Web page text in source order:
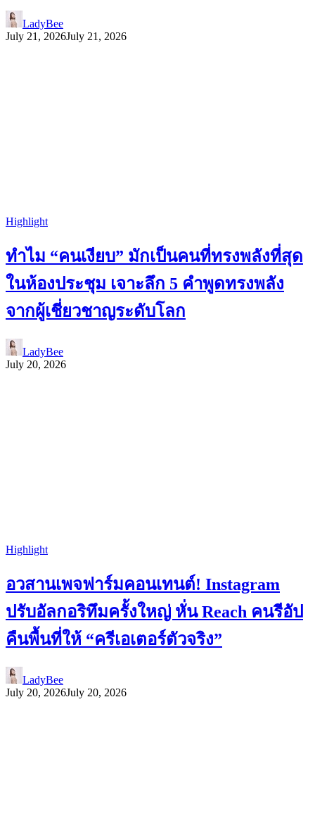
LadyBee
July 21, 2026July 21, 2026
Highlight
ทำไม “คนเงียบ” มักเป็นคนที่ทรงพลังที่สุด
ในห้องประชุม เจาะลึก 5 คำพูดทรงพลัง
จากผู้เชี่ยวชาญระดับโลก
LadyBee
July 20, 2026
Highlight
อวสานเพจฟาร์มคอนเทนต์! Instagram
ปรับอัลกอริทึมครั้งใหญ่ หั่น Reach คนรีอัป
คืนพื้นที่ให้ “ครีเอเตอร์ตัวจริง”
LadyBee
July 20, 2026July 20, 2026